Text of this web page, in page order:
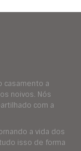
casamento a
noivos. Nós
com a
a vida dos
isso de forma